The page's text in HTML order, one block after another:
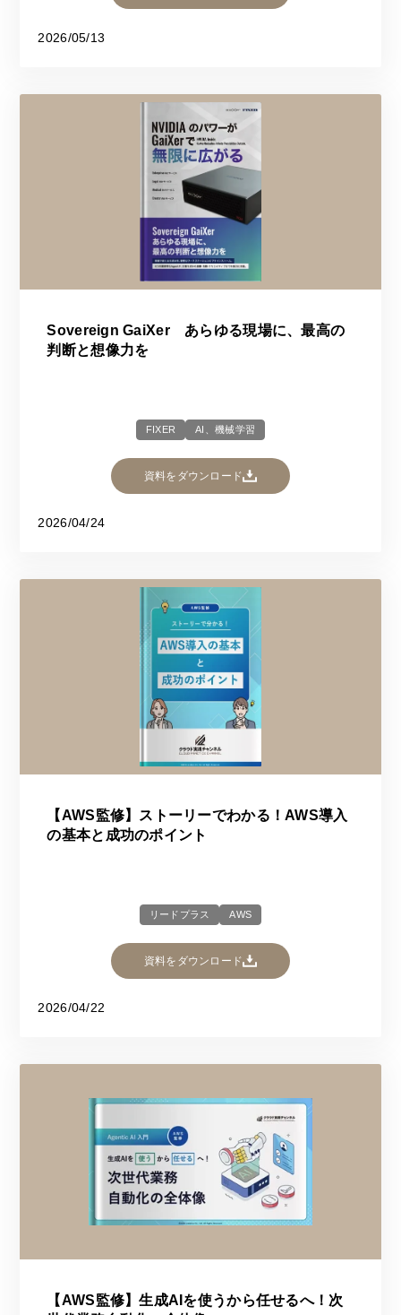
2026/05/13
Sovereign GaiXer あらゆる現場に、最高の
判断と想像力を
FIXER AI、機械学習
資料をダウンロード
2026/04/24
【AWS監修】ストーリーでわかる！AWS導入
の基本と成功のポイント
リードプラス AWS
資料をダウンロード
2026/04/22
【AWS監修】生成AIを使うから任せるへ！次